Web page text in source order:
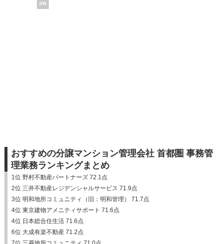
PR
おすすめの分譲マンション管理会社 首都圏 事務管
理業務ランキングまとめ
1位 野村不動産パートナーズ 72.1点
2位 三井不動産レジデンシャルサービス 71.9点
3位 明和地所コミュニティ（旧：明和管理） 71.7点
4位 東京建物アメニティサポート 71.6点
4位 日本総合住生活 71.6点
6位 大成有楽不動産 71.2点